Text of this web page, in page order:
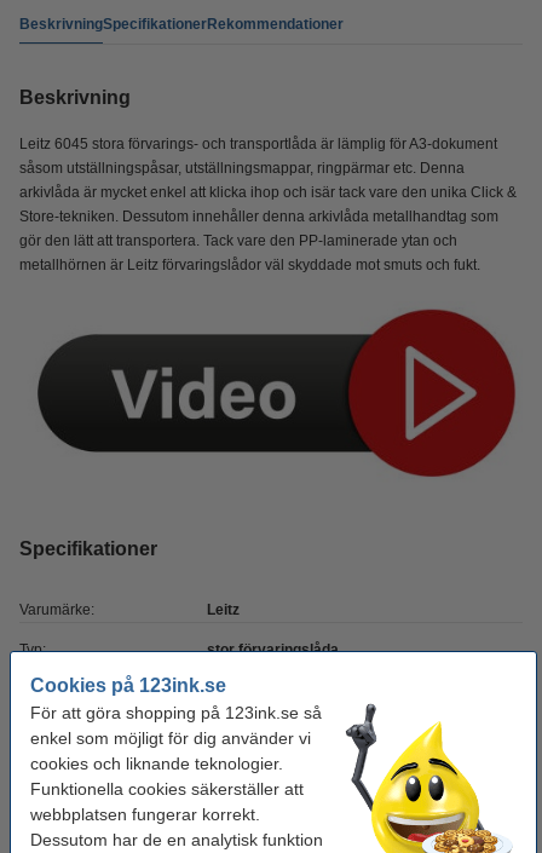
Cookies på 123ink.se
För att göra shopping på 123ink.se så
enkel som möjligt för dig använder vi
cookies och liknande teknologier.
Funktionella cookies säkerställer att
webbplatsen fungerar korrekt.
Dessutom har de en analytisk funktion
BeskrivningSpecifikationerRekommendationer
Beskrivning
Leitz 6045 stora förvarings- och transportlåda är lämplig för A3-dokument
såsom utställningspåsar, utställningsmappar, ringpärmar etc. Denna
arkivlåda är mycket enkel att klicka ihop och isär tack vare den unika Click &
Store-tekniken. Dessutom innehåller denna arkivlåda metallhandtag som
gör den lätt att transportera. Tack vare den PP-laminerade ytan och
metallhörnen är Leitz förvaringslådor väl skyddade mot smuts och fukt.
Specifikationer
Varumärke: Leitz
Typ: stor förvaringslåda
Mått: 482x369x200mm (LxBxH)
Färg: lila
Material: PP laminerad hårdplatta
Vårt artikelnr: 211753